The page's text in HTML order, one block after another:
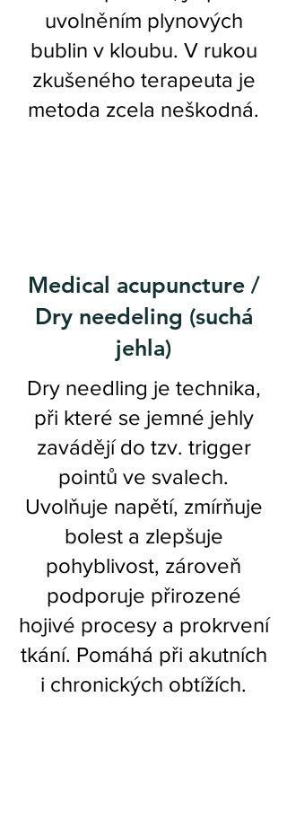
uvolněním plynových
bublin v kloubu. V rukou
zkušeného terapeuta je
metoda zcela neškodná.
Medical acupuncture /
Dry needeling (suchá
jehla)
Dry needling je technika,
při které se jemné jehly
zavádějí do tzv. trigger
pointů ve svalech.
Uvolňuje napětí, zmírňuje
bolest a zlepšuje
pohyblivost, zároveň
podporuje přirozené
hojivé procesy a prokrvení
tkání. Pomáhá při akutních
i chronických obtížích.